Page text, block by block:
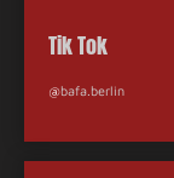
Tik Tok
@bafa.berlin